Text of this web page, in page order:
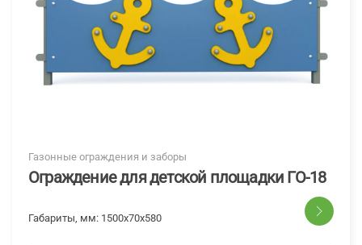
Газонные ограждения и заборы
Ограждение для детской площадки ГО-18
Габариты, мм: 1500x70x580